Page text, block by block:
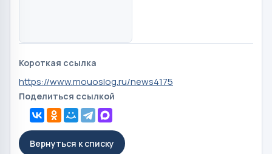
Короткая ссылка
https://www.mouoslog.ru/news4175
Поделиться ссылкой
Вернуться к списку